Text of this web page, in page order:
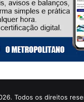
Todos os direitos